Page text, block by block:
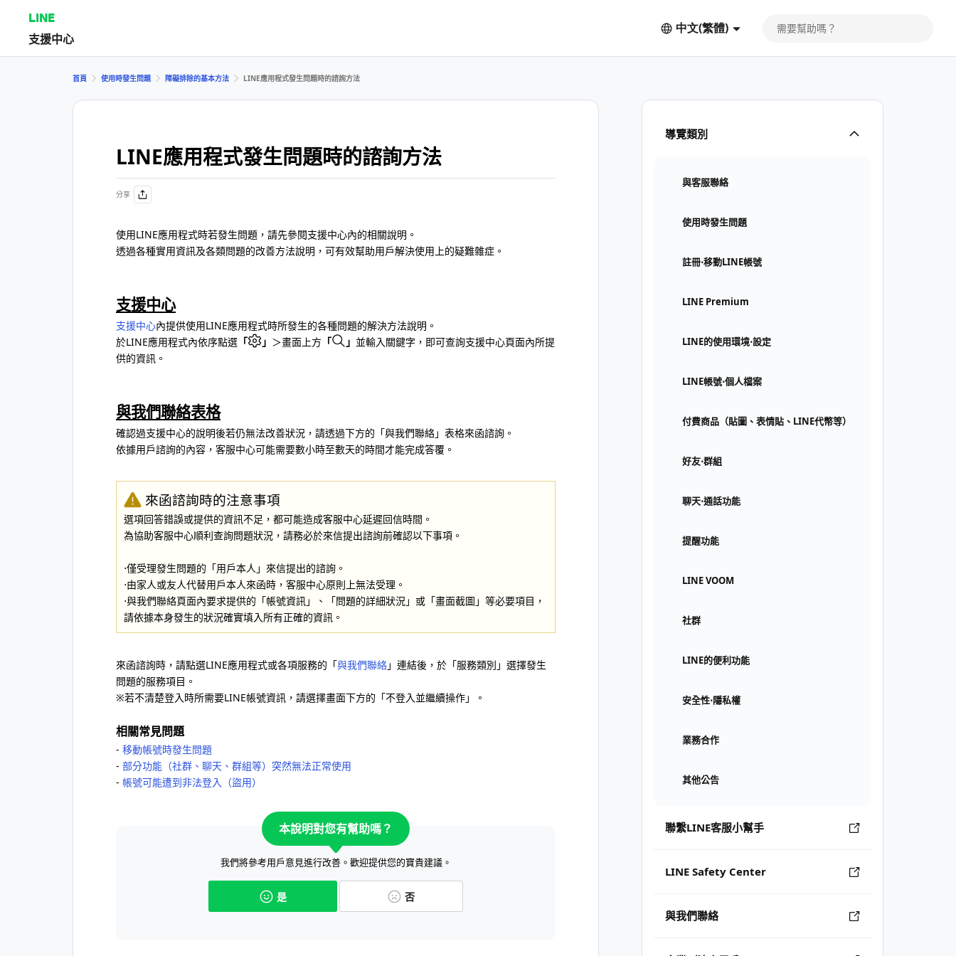
LINE
支援中心
中文(繁體)
導覽類別
與客服聯絡
使用時發生問題
註冊⋅移動LINE帳號
LINE Premium
LINE的使用環境⋅設定
LINE帳號⋅個人檔案
付費商品（貼圖、表情貼、LINE代幣等）
好友⋅群組
聊天⋅通話功能
提醒功能
LINE VOOM
社群
LINE的便利功能
安全性⋅隱私權
業務合作
其他公告
聯繫LINE客服小幫手
LINE Safety Center
與我們聯絡
首頁 使用時發生問題 障礙排除的基本方法 LINE應用程式發生問題時的諮詢方法
LINE應用程式發生問題時的諮詢方法
分享
使用LINE應用程式時若發生問題，請先參閱支援中心內的相關說明。
透過各種實用資訊及各類問題的改善方法說明，可有效幫助用戶解決使用上的疑難雜症。
支援中心
支援中心內提供使用LINE應用程式時所發生的各種問題的解決方法說明。
於LINE應用程式內依序點選 「 」 ＞畫面上方 「 」 並輸入關鍵字，即可查詢支援中心頁面內所提
供的資訊。
與我們聯絡表格
確認過支援中心的說明後若仍無法改善狀況，請透過下方的「與我們聯絡」表格來函諮詢。
依據用戶諮詢的內容，客服中心可能需要數小時至數天的時間才能完成答覆。
來函諮詢時的注意事項
選項回答錯誤或提供的資訊不足，都可能造成客服中心延遲回信時間。
為協助客服中心順利查詢問題狀況，請務必於來信提出諮詢前確認以下事項。
⋅僅受理發生問題的「用戶本人」來信提出的諮詢。
⋅由家人或友人代替用戶本人來函時，客服中心原則上無法受理。
⋅與我們聯絡頁面內要求提供的「帳號資訊」、「問題的詳細狀況」或「畫面截圖」等必要項目，
請依據本身發生的狀況確實填入所有正確的資訊。
來函諮詢時，請點選LINE應用程式或各項服務的「與我們聯絡」連結後，於「服務類別」選擇發生
問題的服務項目。
※若不清楚登入時所需要LINE帳號資訊，請選擇畫面下方的「不登入並繼續操作」。
相關常見問題
- 移動帳號時發生問題
- 部分功能（社群、聊天、群組等）突然無法正常使用
- 帳號可能遭到非法登入（盜用）
本說明對您有幫助嗎？
我們將參考用戶意見進行改善。歡迎提供您的寶貴建議。
是 否